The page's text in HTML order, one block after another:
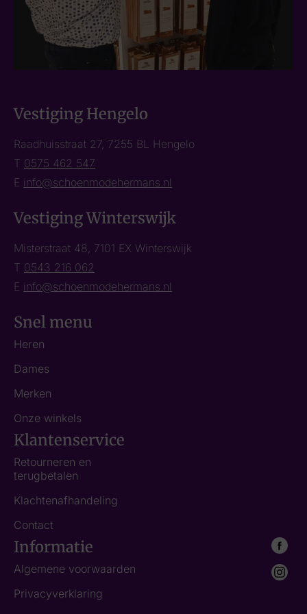
Vestiging Hengelo
Raadhuisstraat 27, 7255 BL Hengelo
T 0575 462 547
E info@schoenmodehermans.nl
Vestiging Winterswijk
Misterstraat 48, 7101 EX Winterswijk
T 0543 216 062
E info@schoenmodehermans.nl
Snel menu
Heren
Dames
Merken
Onze winkels
Klantenservice
Retourneren en
terugbetalen
Klachtenafhandeling
Contact
Informatie
Algemene voorwaarden
Privacyverklaring